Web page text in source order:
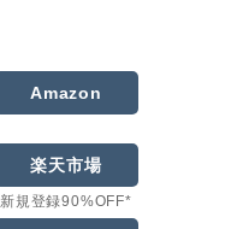
Amazon
楽天市場
新規登録90%OFF*